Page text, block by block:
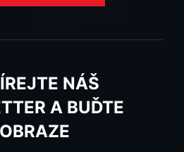
NÁŠ
A BUĎTE